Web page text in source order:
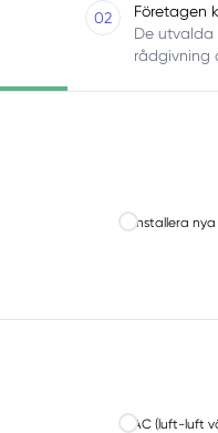
02
Företagen
De utvalda
rådgivning
Installera
AC (luft-luft